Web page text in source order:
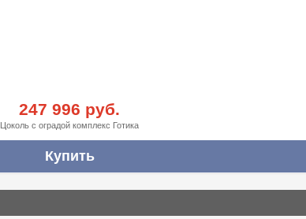
247 996 руб.
Цоколь с оградой комплекс Готика